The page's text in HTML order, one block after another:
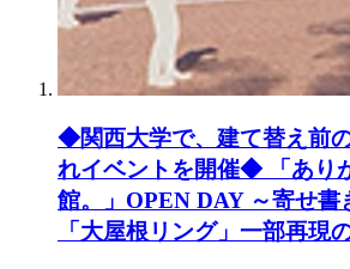
◆関西大学で、建て替え前
れイベントを開催◆ 「あり
館。」OPEN DAY ～寄せ書
「大屋根リング」一部再現